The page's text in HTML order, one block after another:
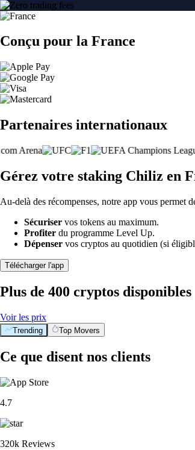
Conçu pour la France
Partenaires internationaux
Gérez votre staking Chiliz en
Au-delà des récompenses, notre app vous permet
Sécuriser vos tokens au maximum.
Profiter du programme Level Up.
Dépenser vos cryptos au quotidien (si
Télécharger l'app
Plus de 400 cryptos disponibles
Voir les prix
Trending Top Movers
Ce que disent nos clients
4.7
320k Reviews